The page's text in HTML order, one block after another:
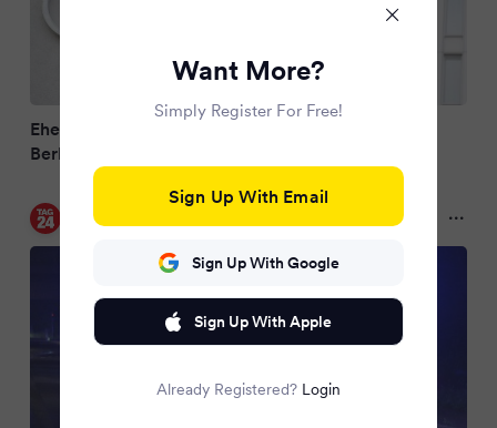
Ehefrau und vier Kinder des Ebola-Patienten in
Berliner Charité aufgenommen
3 months ago
Want More?
Simply Register For Free!
Sign Up With Email
Sign Up With Google
Sign Up With Apple
Already Registered? Login